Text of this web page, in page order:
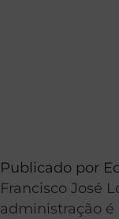
Publicado por
Francisco José
administração é